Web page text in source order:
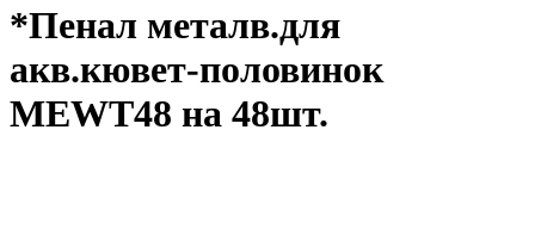
*Пенал металв.для
акв.кювет-половинок
MEWT48 на 48шт.